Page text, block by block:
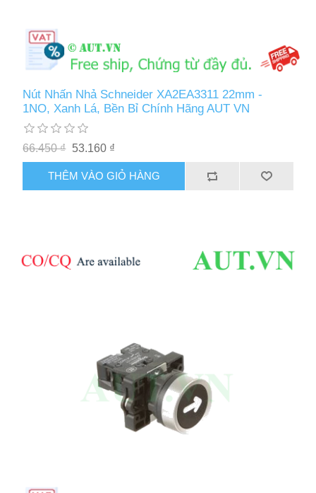
Nút Nhấn Nhả Schneider XA2EA3311 22mm -
1NO, Xanh Lá, Bền Bỉ Chính Hãng AUT VN
66.450 ₫ 53.160 ₫
THÊM VÀO GIỎ HÀNG